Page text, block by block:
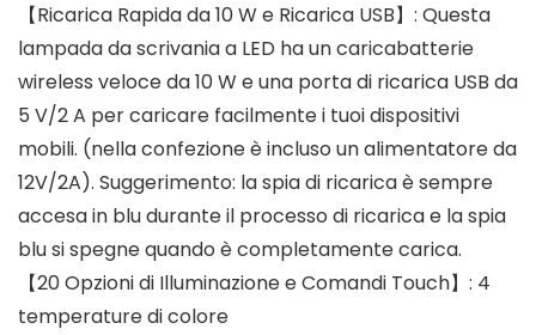
【Ricarica Rapida da 10 W e Ricarica USB】: Questa
lampada da scrivania a LED ha un caricabatterie
wireless veloce da 10 W e una porta di ricarica USB da
5 V/2 A per caricare facilmente i tuoi dispositivi
mobili. (nella confezione è incluso un alimentatore da
12V/2A). Suggerimento: la spia di ricarica è sempre
accesa in blu durante il processo di ricarica e la spia
blu si spegne quando è completamente carica.
【20 Opzioni di Illuminazione e Comandi Touch】: 4
temperature di colore